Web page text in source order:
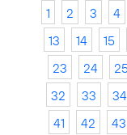
1 2 3 4
13
14 15
23
24
32
33 34
41
42 43